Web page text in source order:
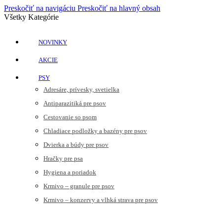
Preskočiť na navigáciu Preskočiť na hlavný obsah
Všetky Kategórie
NOVINKY
AKCIE
PSY
Adresáre, prívesky, svetielka
Antiparazitiká pre psov
Cestovanie so psom
Chladiace podložky a bazény pre psov
Dvierka a búdy pre psov
Hračky pre psa
Hygiena a poriadok
Krmivo – granule pre psov
Krmivo – konzervy a vlhká strava pre psov